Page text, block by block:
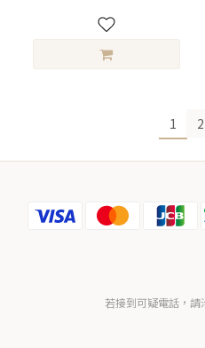
1 2
若接到可疑電話，